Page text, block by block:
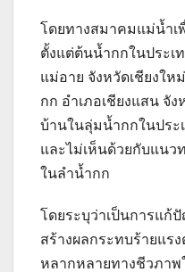
โดยทางสมาคมแม่น้ำ
ตั้งแต่ต้นน้ำกกในประเ
แม่อาย จังหวัดเชียงใ
กก อำเภอเชียงแสน จั
บ้านในลุ่มน้ำกกในประ
และไม่เห็นด้วยกับแนว
ในลำน้ำกก
โดยระบุว่าเป็นการแก้
สร้างผลกระทบร้ายแร
หลากหลายทางชีวภา